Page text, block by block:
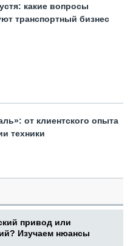
какие вопросы
транспортный бизнес
от клиентского опыта
техники
привод или
Изучаем нюансы